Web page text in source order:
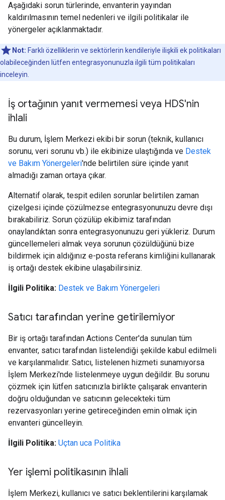
Aşağıdaki sorun türlerinde, envanterin yayından
kaldırılmasının temel nedenleri ve ilgili politikalar ile
yönergeler açıklanmaktadır.
Not: Farklı özelliklerin ve sektörlerin kendileriyle ilişkili ek politikaları
olabileceğinden lütfen entegrasyonunuzla ilgili tüm politikaları
inceleyin.
İş ortağının yanıt vermemesi veya HDS'nin
ihlali
Bu durum, İşlem Merkezi ekibi bir sorun (teknik, kullanıcı
sorunu, veri sorunu vb.) ile ekibinize ulaştığında ve Destek
ve Bakım Yönergeleri'nde belirtilen süre içinde yanıt
almadığı zaman ortaya çıkar.
Alternatif olarak, tespit edilen sorunlar belirtilen zaman
çizelgesi içinde çözülmezse entegrasyonunuzu devre dışı
bırakabiliriz. Sorun çözülüp ekibimiz tarafından
onaylandıktan sonra entegrasyonunuzu geri yükleriz. Durum
güncellemeleri almak veya sorunun çözüldüğünü bize
bildirmek için aldığınız e-posta referans kimliğini kullanarak
iş ortağı destek ekibine ulaşabilirsiniz.
İlgili Politika: Destek ve Bakım Yönergeleri
Satıcı tarafından yerine getirilemiyor
Bir iş ortağı tarafından Actions Center'da sunulan tüm
envanter, satıcı tarafından listelendiği şekilde kabul edilmeli
ve karşılanmalıdır. Satıcı, listelenen hizmeti sunamıyorsa
İşlem Merkezi'nde listelenmeye uygun değildir. Bu sorunu
çözmek için lütfen satıcınızla birlikte çalışarak envanterin
doğru olduğundan ve satıcının gelecekteki tüm
rezervasyonları yerine getireceğinden emin olmak için
envanteri güncelleyin.
İlgili Politika: Uçtan uca Politika
Yer işlemi politikasının ihlali
İşlem Merkezi, kullanıcı ve satıcı beklentilerini karşılamak